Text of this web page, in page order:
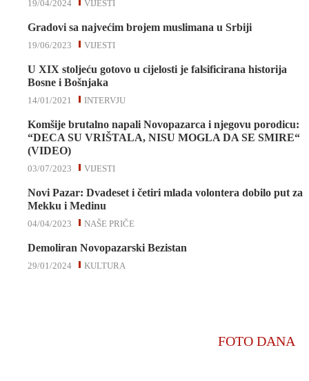
VIJESTI
19/04/2024
Gradovi sa najvećim brojem muslimana u Srbiji
VIJESTI
19/06/2023
U XIX stoljeću gotovo u cijelosti je falsificirana historija
Bosne i Bošnjaka
INTERVJU
14/01/2021
Komšije brutalno napali Novopazarca i njegovu porodicu:
“DECA SU VRIŠTALA, NISU MOGLA DA SE SMIRE“
(VIDEO)
VIJESTI
03/07/2023
Novi Pazar: Dvadeset i četiri mlada volontera dobilo put za
Mekku i Medinu
NAŠE PRIČE
04/04/2023
Demoliran Novopazarski Bezistan
KULTURA
29/01/2024
FOTO DANA